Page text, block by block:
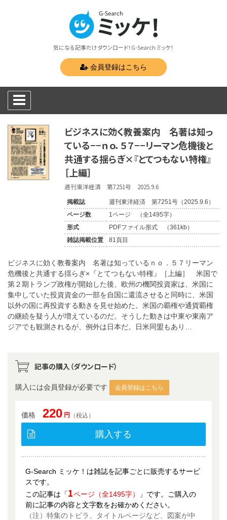
気になる記事だけダウンロード！G-Search ミッケ！
会員登録はこちら
ビジネスに効く教養案内 名著は知っ
ている−−ｎｏ．５７−−リーマン危機後と
共通する揺らぎ×『とてつもない特権』
［上編］
週刊東洋経済 第7251号 2025.9.6
掲載誌
週刊東洋経済 第7251号（2025.9.6）
ページ数
1ページ （全1495字）
形式
PDFファイル形式 （361kb）
雑誌掲載位置
81頁目
ビジネスに効く教養案内 名著は知っているｎｏ．５７リーマン
危機後と共通する揺らぎ×『とてつもない特権』［上編］ 米国で
第２期トランプ政権が開始した後、欧州の機関投資家は、米国に
集中していた投資資金の一部を自国に還流させると同時に、米国
以外の国に再投資する動きを見せ始めた。米国の覇権や通貨覇権
の継続を疑う人が増えているのだ。そうした動きは中東や東南ア
ジアでも観測されるが、例外は日本だ。日米同盟もあり…
記事の購入（ダウンロード）
購入には会員登録が必要です 会員登録はこちら
価格 220 円 （税込）
購入する
G-Search ミッケ！は雑誌を記事ごとに販売するサービ
スです。
この記事は「1ページ（全1495字）
」です。ご購入の
前に記事の内容と文字数をお確かめください。
（注）特集のトビラ、タイトルページなど、図案が中